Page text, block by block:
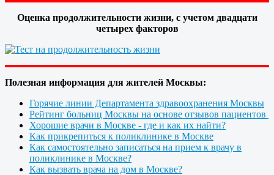
Оценка продолжительности жизни, с учетом двадцати
четырех факторов
Полезная информация для жителей Москвы:
Горячие линии Департамента здравоохранения Москвы
Рейтинг больниц Москвы на основе отзывов пациентов
Хорошие врачи в Москве - где и как их найти?
Как прикрепиться к поликлинике в Москве
Как самостоятельно записаться на прием к врачу в
поликлинике в Москве?
Как вызвать врача на дом в Москве?